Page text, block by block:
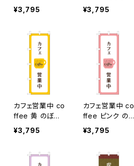
ぼり旗
¥3,795
¥3,795
カフェ営業中 co
ffee 黄 のぼり
旗
¥3,795
カフェ営業中 co
ffee ピンク の
ぼり旗
¥3,795